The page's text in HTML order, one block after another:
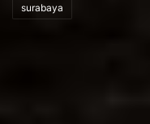
surabaya